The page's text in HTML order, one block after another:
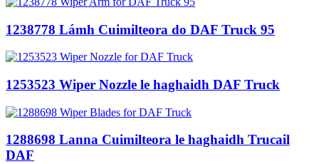
1238778 Lámh Cuimilteora do DAF Truck 95
1253523 Wiper Nozzle le haghaidh DAF Truck
1288698 Lanna Cuimilteora le haghaidh Trucail
DAF